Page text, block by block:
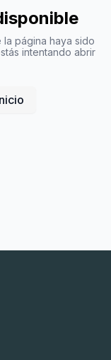
página haya sido
intentando abrir